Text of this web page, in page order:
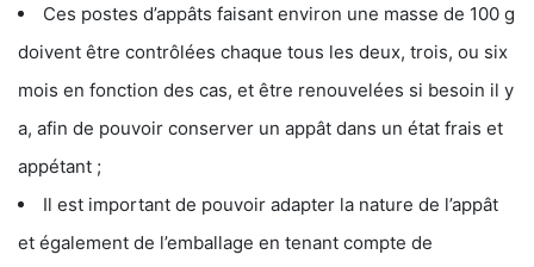
Ces postes d’appâts faisant environ une masse de 100 g
doivent être contrôlées chaque tous les deux, trois, ou six
mois en fonction des cas, et être renouvelées si besoin il y
a, afin de pouvoir conserver un appât dans un état frais et
appétant ;
Il est important de pouvoir adapter la nature de l’appât
et également de l’emballage en tenant compte de